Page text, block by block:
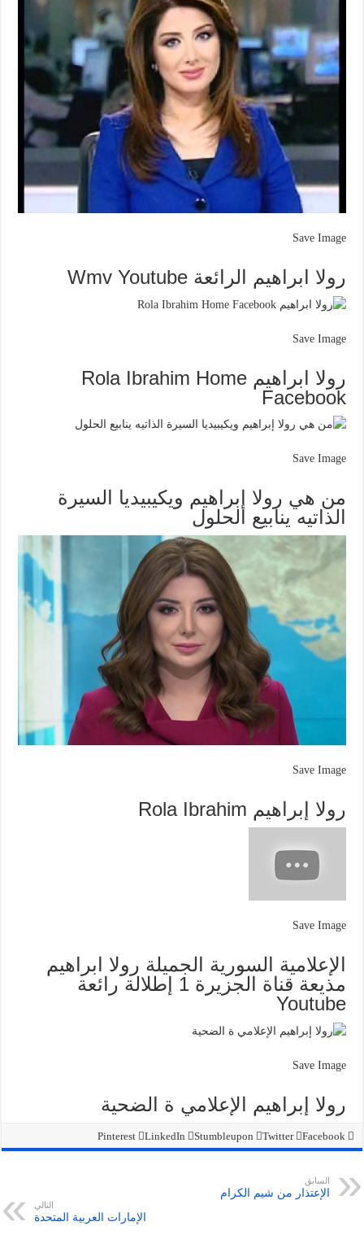
Save Image
رولا ابراهيم الرائعة Wmv Youtube
Save Image
رولا ابراهيم Rola Ibrahim Home
Facebook
Save Image
من هي رولا إبراهيم ويكيبيديا السيرة
الذاتيه ينابيع الحلول
Save Image
رولا إبراهيم Rola Ibrahim
Save Image
الإعلامية السورية الجميلة رولا ابراهيم
مذيعة قناة الجزيرة 1 إطلالة رائعة
Youtube
Save Image
رولا إبراهيم الإعلامي ة الضحية
Facebook
Twitter
Stumbleupon
LinkedIn
Pinterest
السابق
الإعتذار من شيم الكرام
التالي
الإمارات العربية المتحدة